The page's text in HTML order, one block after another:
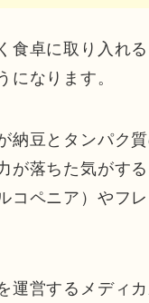
食卓に取り入れ
になります。
納豆とタンパク
が落ちた気がす
コペニア）やフ
運営するメディ